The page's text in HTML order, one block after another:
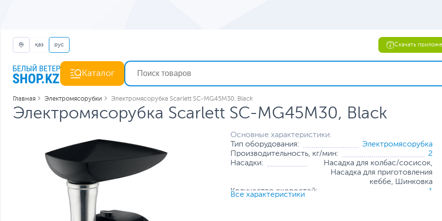
қаз рус Скачать
Каталог
Главная Электромясорубки Электромясорубка Scarlett SC-MG45M30, Black
Электромясорубка Scarlett SC-MG45M30, Black
Основные характеристики:
Тип оборудования:
Электромясорубка
Производительность, кг/мин:
2
Насадки:
Насадка для колбас/сосисок,
Насадка для приготовления
кеббе, Шинковка
Количество скоростей:
1
Все характеристики